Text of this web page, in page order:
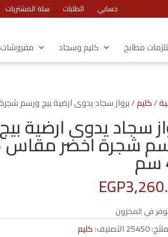
حسابي الطلبات سلة المشتريات
مطابخ كليم وسجاد مفروشات
/كليم/ برواز سجاد يدوى ارضية بيج ورسم شجرة اخضر
سجاد يدوى ارضية بيج
EGP
في المخزون
25450التصنيف:كليم